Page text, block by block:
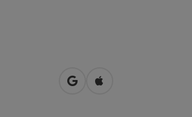
in Google Maps öffnen
in Apple Maps öffnen